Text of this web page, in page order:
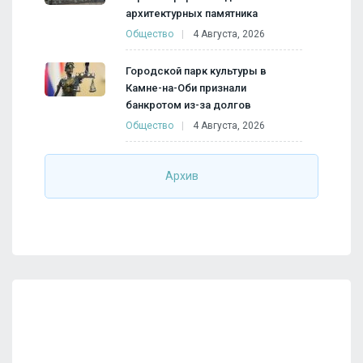
архитектурных памятника
Общество 4 Августа, 2026
Городской парк культуры в
Камне-на-Оби признали
банкротом из-за долгов
Общество 4 Августа, 2026
Архив